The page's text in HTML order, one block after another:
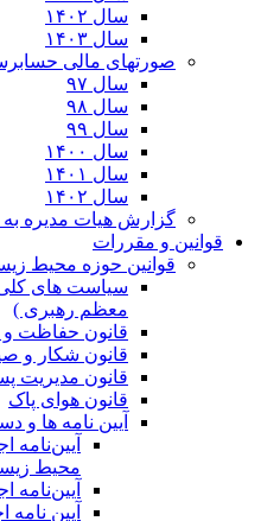
سال ۱۴۰۲
سال ۱۴۰۳
صورتهای مالی
سال ۹۷
سال ۹۸
سال ۹۹
سال ۱۴۰۰
سال ۱۴۰۱
سال ۱۴۰۲
گزارش هیات مدیره
قوانین و مقررات
قوانین حوزه محیط
ﺳﯿﺎﺳﺖ ﻫﺎی
معظم رهبری )
قانون حفاظت
قانون شکار و
قانون مدیریت
قانون هوای پاک
آیین نامه ها و
محیط
آیین‌نامه
آیین